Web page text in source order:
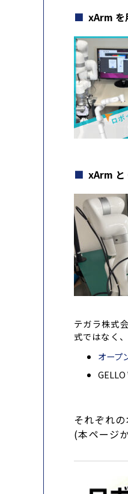
xArm を
xArm と
テガラ株式
式ではなく
オープ
GELLO
それぞれ
(本ページ